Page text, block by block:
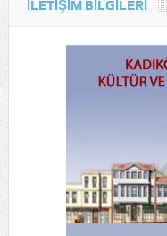
ILETIŞIM BILGILERI